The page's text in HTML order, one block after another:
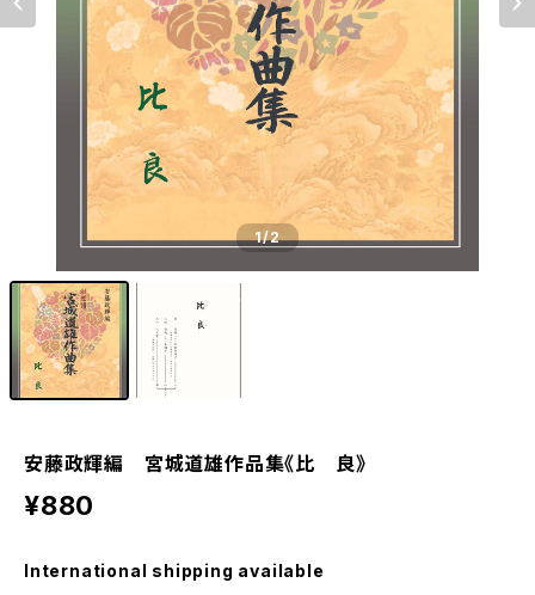
1/2
安藤政輝編 宮城道雄作品集《比 良》
¥880
International shipping available